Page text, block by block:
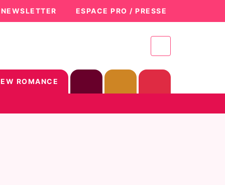
ESPACE PRO / PRESSE
ROMANCE